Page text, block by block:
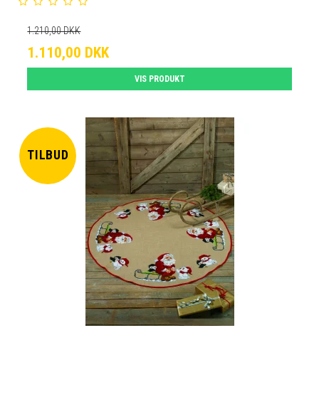
1.210,00 DKK
1.110,00 DKK
VIS PRODUKT
TILBUD